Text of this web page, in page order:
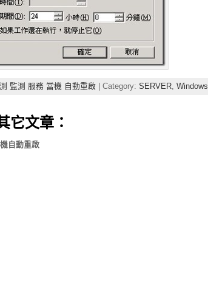
監測 服務 當機 自動重啟| Category: SERVER, Windows
它文章：
自動重啟